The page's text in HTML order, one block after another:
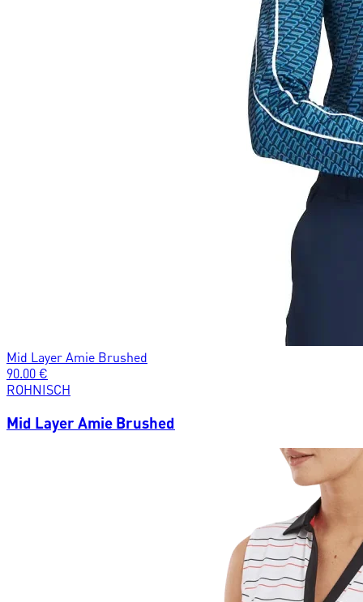
Mid Layer Amie Brushed
90.00 €
ROHNISCH
Mid Layer Amie Brushed